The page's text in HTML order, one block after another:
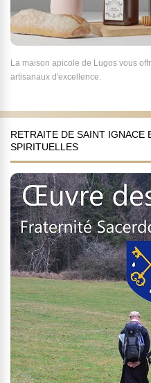
La maison apicole de Lugos vous
artisanaux d'excellence.
RETRAITE DE SAINT IGNACE
SPIRITUELLES